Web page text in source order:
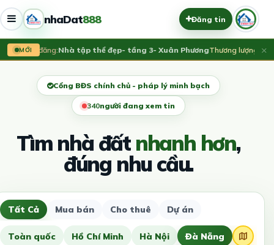
nhaDat888 Đăng tin
MỚI
Vừa đăng:Nhà tập thể đẹp- tầng 3- Xuân PhươngThương lượng ×
Cổng BĐS chính chủ - pháp lý minh bạch
341người đang xem tin
Tìm nhà đấtnhanh hơn,
đúng nhu cầu.
Tất Cả Mua bán Cho thuê Dự án
Toàn quốc Hồ Chí Minh Hà Nội Đà Nẵng